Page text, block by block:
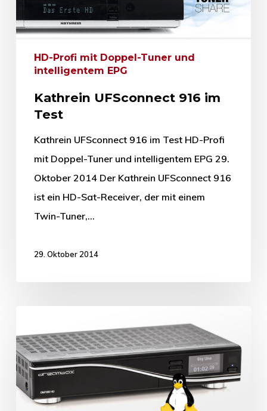
HD-Profi mit Doppel-Tuner und
intelligentem EPG
Kathrein UFSconnect 916 im
Test
Kathrein UFSconnect 916 im Test HD-Profi
mit Doppel-Tuner und intelligentem EPG 29.
Oktober 2014 Der Kathrein UFSconnect 916
ist ein HD-Sat-Receiver, der mit einem
Twin-Tuner,…
29. Oktober 2014